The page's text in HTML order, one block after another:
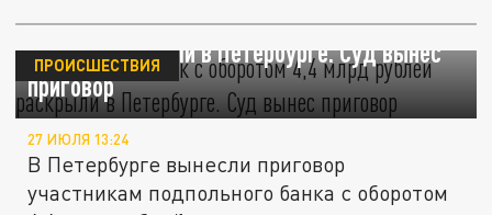
Подпольный банк с оборотом 4,4 млрд
рублей раскрыли в Петербурге. Суд вынес
приговор
ПРОИСШЕСТВИЯ
27 ИЮЛЯ 13:24
В Петербурге вынесли приговор
участникам подпольного банка с оборотом